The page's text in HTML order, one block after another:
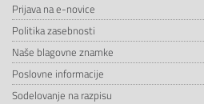
Prijava na e-novice
Politika zasebnosti
Naše blagovne znamke
Poslovne informacije
Sodelovanje na razpisu